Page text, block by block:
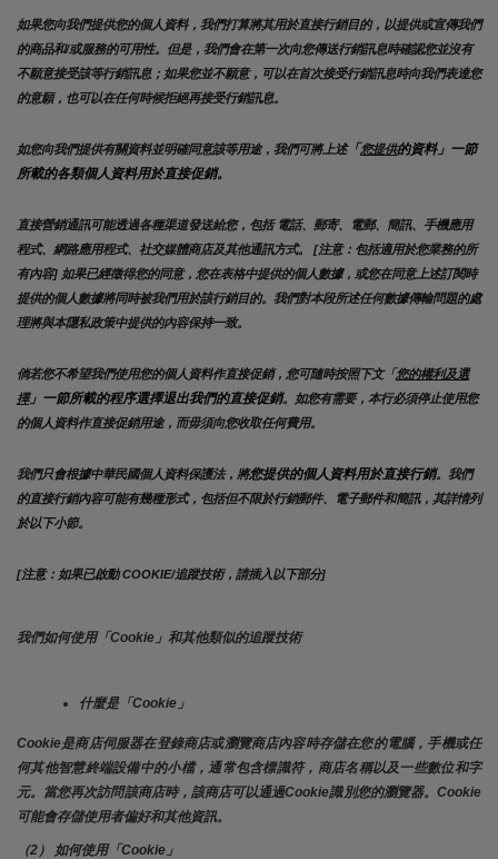
如果您向我們提供您的個人資料，我們打算將其用於直接行銷目的，以提供或宣傳我們
的商品和/或服務的可用性。但是，我們會在第一次向您傳送行銷訊息時確認您並沒有
不願意接受該等行銷訊息；如果您並不願意，可以在首次接受行銷訊息時向我們表達您
的意願，也可以在任何時候拒絕再接受行銷訊息。
如您向我們提供有關資料並明確同意該等用途，我們可將上述「 您提供的資料」一節
所載的各類個人資料用於直接促銷。
直接營銷通訊可能透過各種渠道發送給您，包括 電話、郵寄、電郵、簡訊、手機應用
程式、網路應用程式、社交媒體商店及其他通訊方式。 [注意：包括適用於您業務的所
有內容] 如果已經徵得您的同意，您在表格中提供的個人數據，或您在同意上述訂閱時
提供的個人數據將同時被我們用於該行銷目的。我們對本段所述任何數據傳輸問題的處
理將與本隱私政策中提供的內容保持一致。
倘若您不希望我們使用您的個人資料作直接促銷，您可隨時按照下文「您的權利及選
擇」一節所載的程序選擇退出我們的直接促銷。如您有需要，本行必須停止使用您
的個人資料作直接促銷用途，而毋須向您收取任何費用。
我們只會根據中華民國個人資料保護法，將您提供的個人資料用於直接行銷。我們
的直接行銷內容可能有幾種形式，包括但不限於行銷郵件、電子郵件和簡訊，其詳情列
於以下小節。
[注意：如果已啟動 COOKIE/追蹤技術，請插入以下部分]
我們如何使用「Cookie」和其他類似的追蹤技術
什麼是「Cookie」
Cookie是商店伺服器在登錄商店或瀏覽商店內容時存儲在您的電腦，手機或任
何其他智慧終端設備中的小檔，通常包含標識符，商店名稱以及一些數位和字
元。當您再次訪問該商店時，該商店可以通過Cookie識別您的瀏覽器。Cookie
可能會存儲使用者偏好和其他資訊。
（2） 如何使用「Cookie」